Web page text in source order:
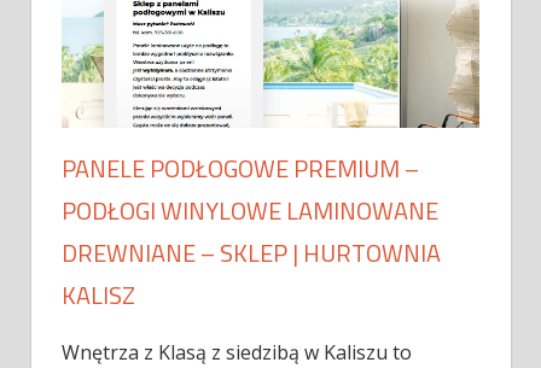
PANELE PODŁOGOWE PREMIUM –
PODŁOGI WINYLOWE LAMINOWANE
DREWNIANE – SKLEP | HURTOWNIA
KALISZ
Wnętrza z Klasą z siedzibą w Kaliszu to